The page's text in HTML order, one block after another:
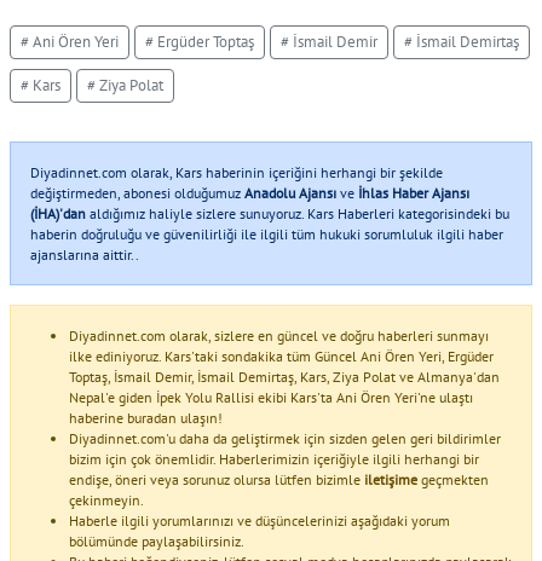
# Ani Ören Yeri # Ergüder Toptaş # İsmail Demir # İsmail Demirtaş
# Kars # Ziya Polat
Diyadinnet.com olarak, Kars haberinin içeriğini herhangi bir şekilde
değiştirmeden, abonesi olduğumuz Anadolu Ajansı ve İhlas Haber Ajansı
(İHA)'dan aldığımız haliyle sizlere sunuyoruz. Kars Haberleri kategorisindeki bu
haberin doğruluğu ve güvenilirliği ile ilgili tüm hukuki sorumluluk ilgili haber
ajanslarına aittir..
Diyadinnet.com olarak, sizlere en güncel ve doğru haberleri sunmayı
ilke ediniyoruz. Kars'taki sondakika tüm Güncel Ani Ören Yeri, Ergüder
Toptaş, İsmail Demir, İsmail Demirtaş, Kars, Ziya Polat ve Almanya'dan
Nepal'e giden İpek Yolu Rallisi ekibi Kars'ta Ani Ören Yeri'ne ulaştı
haberine buradan ulaşın!
Diyadinnet.com'u daha da geliştirmek için sizden gelen geri bildirimler
bizim için çok önemlidir. Haberlerimizin içeriğiyle ilgili herhangi bir
endişe, öneri veya sorunuz olursa lütfen bizimle iletişime geçmekten
çekinmeyin.
Haberle ilgili yorumlarınızı ve düşüncelerinizi aşağıdaki yorum
bölümünde paylaşabilirsiniz.